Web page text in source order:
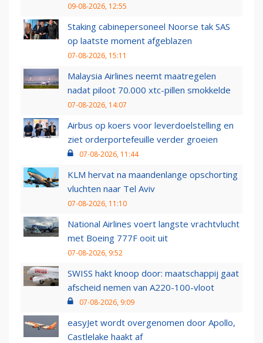
09-08-2026, 12:55
Staking cabinepersoneel Noorse tak SAS
op laatste moment afgeblazen
07-08-2026, 15:11
Malaysia Airlines neemt maatregelen
nadat piloot 70.000 xtc-pillen smokkelde
07-08-2026, 14:07
Airbus op koers voor leverdoelstelling en
ziet orderportefeuille verder groeien
07-08-2026, 11:44
KLM hervat na maandenlange opschorting
vluchten naar Tel Aviv
07-08-2026, 11:10
National Airlines voert langste vrachtvlucht
met Boeing 777F ooit uit
07-08-2026, 9:52
SWISS hakt knoop door: maatschappij gaat
afscheid nemen van A220-100-vloot
07-08-2026, 9:09
easyJet wordt overgenomen door Apollo,
Castlelake haakt af